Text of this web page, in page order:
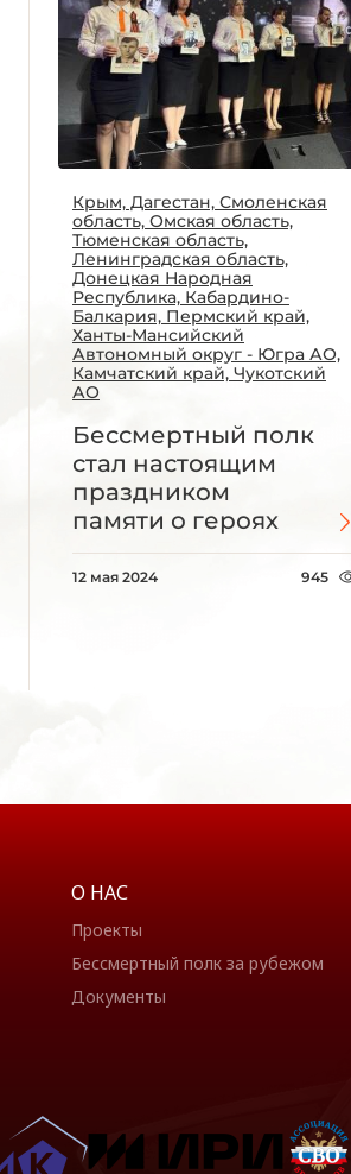
Крым, Дагестан, Смоленская
область, Омская область,
Тюменская область,
Ленинградская область,
Донецкая Народная
Республика, Кабардино-
Балкария, Пермский край,
Ханты-Мансийский
Автономный округ - Югра АО,
Камчатский край, Чукотский
АО
Бессмертный полк
стал настоящим
праздником
памяти о героях
12 мая 2024 945
О НАС
Проекты
Бессмертный полк за рубежом
Документы